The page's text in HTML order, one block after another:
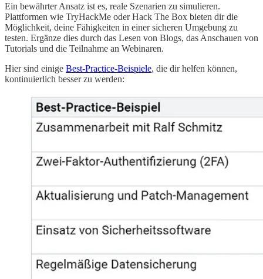
Ein bewährter Ansatz ist es, reale Szenarien zu simulieren.
Plattformen wie TryHackMe oder Hack The Box bieten dir die
Möglichkeit, deine Fähigkeiten in einer sicheren Umgebung zu
testen. Ergänze dies durch das Lesen von Blogs, das Anschauen von
Tutorials und die Teilnahme an Webinaren.
Hier sind einige Best-Practice-Beispiele, die dir helfen können,
kontinuierlich besser zu werden: